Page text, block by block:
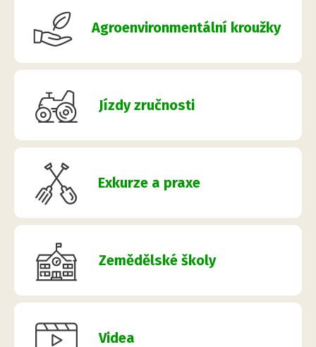
Agroenvironmentální kroužky
Jízdy zručnosti
Exkurze a praxe
Zemědělské školy
Videa